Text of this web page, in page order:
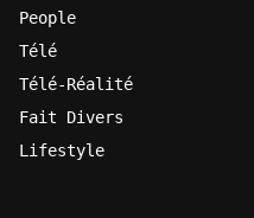
People
Télé
Télé-Réalité
Fait Divers
Lifestyle